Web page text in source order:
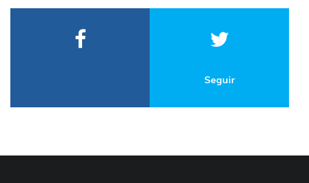
Seguir